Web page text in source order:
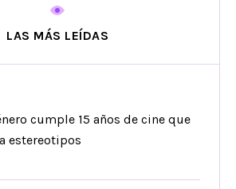
LAS MÁS LEÍDAS
cumple 15 años de cine que
estereotipos